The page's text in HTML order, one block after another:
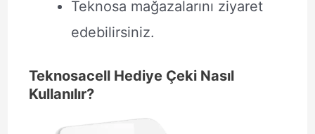
Teknosa mağazalarını ziyaret
edebilirsiniz.
Teknosacell Hediye Çeki Nasıl
Kullanılır?